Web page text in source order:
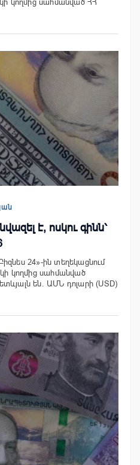
կողմից սահմանված ՀՀ
է, ոսկու գինն՝
24»-ին տեղեկացնում
կողմից սահմանված
են. ԱՄՆ դոլարի (USD)